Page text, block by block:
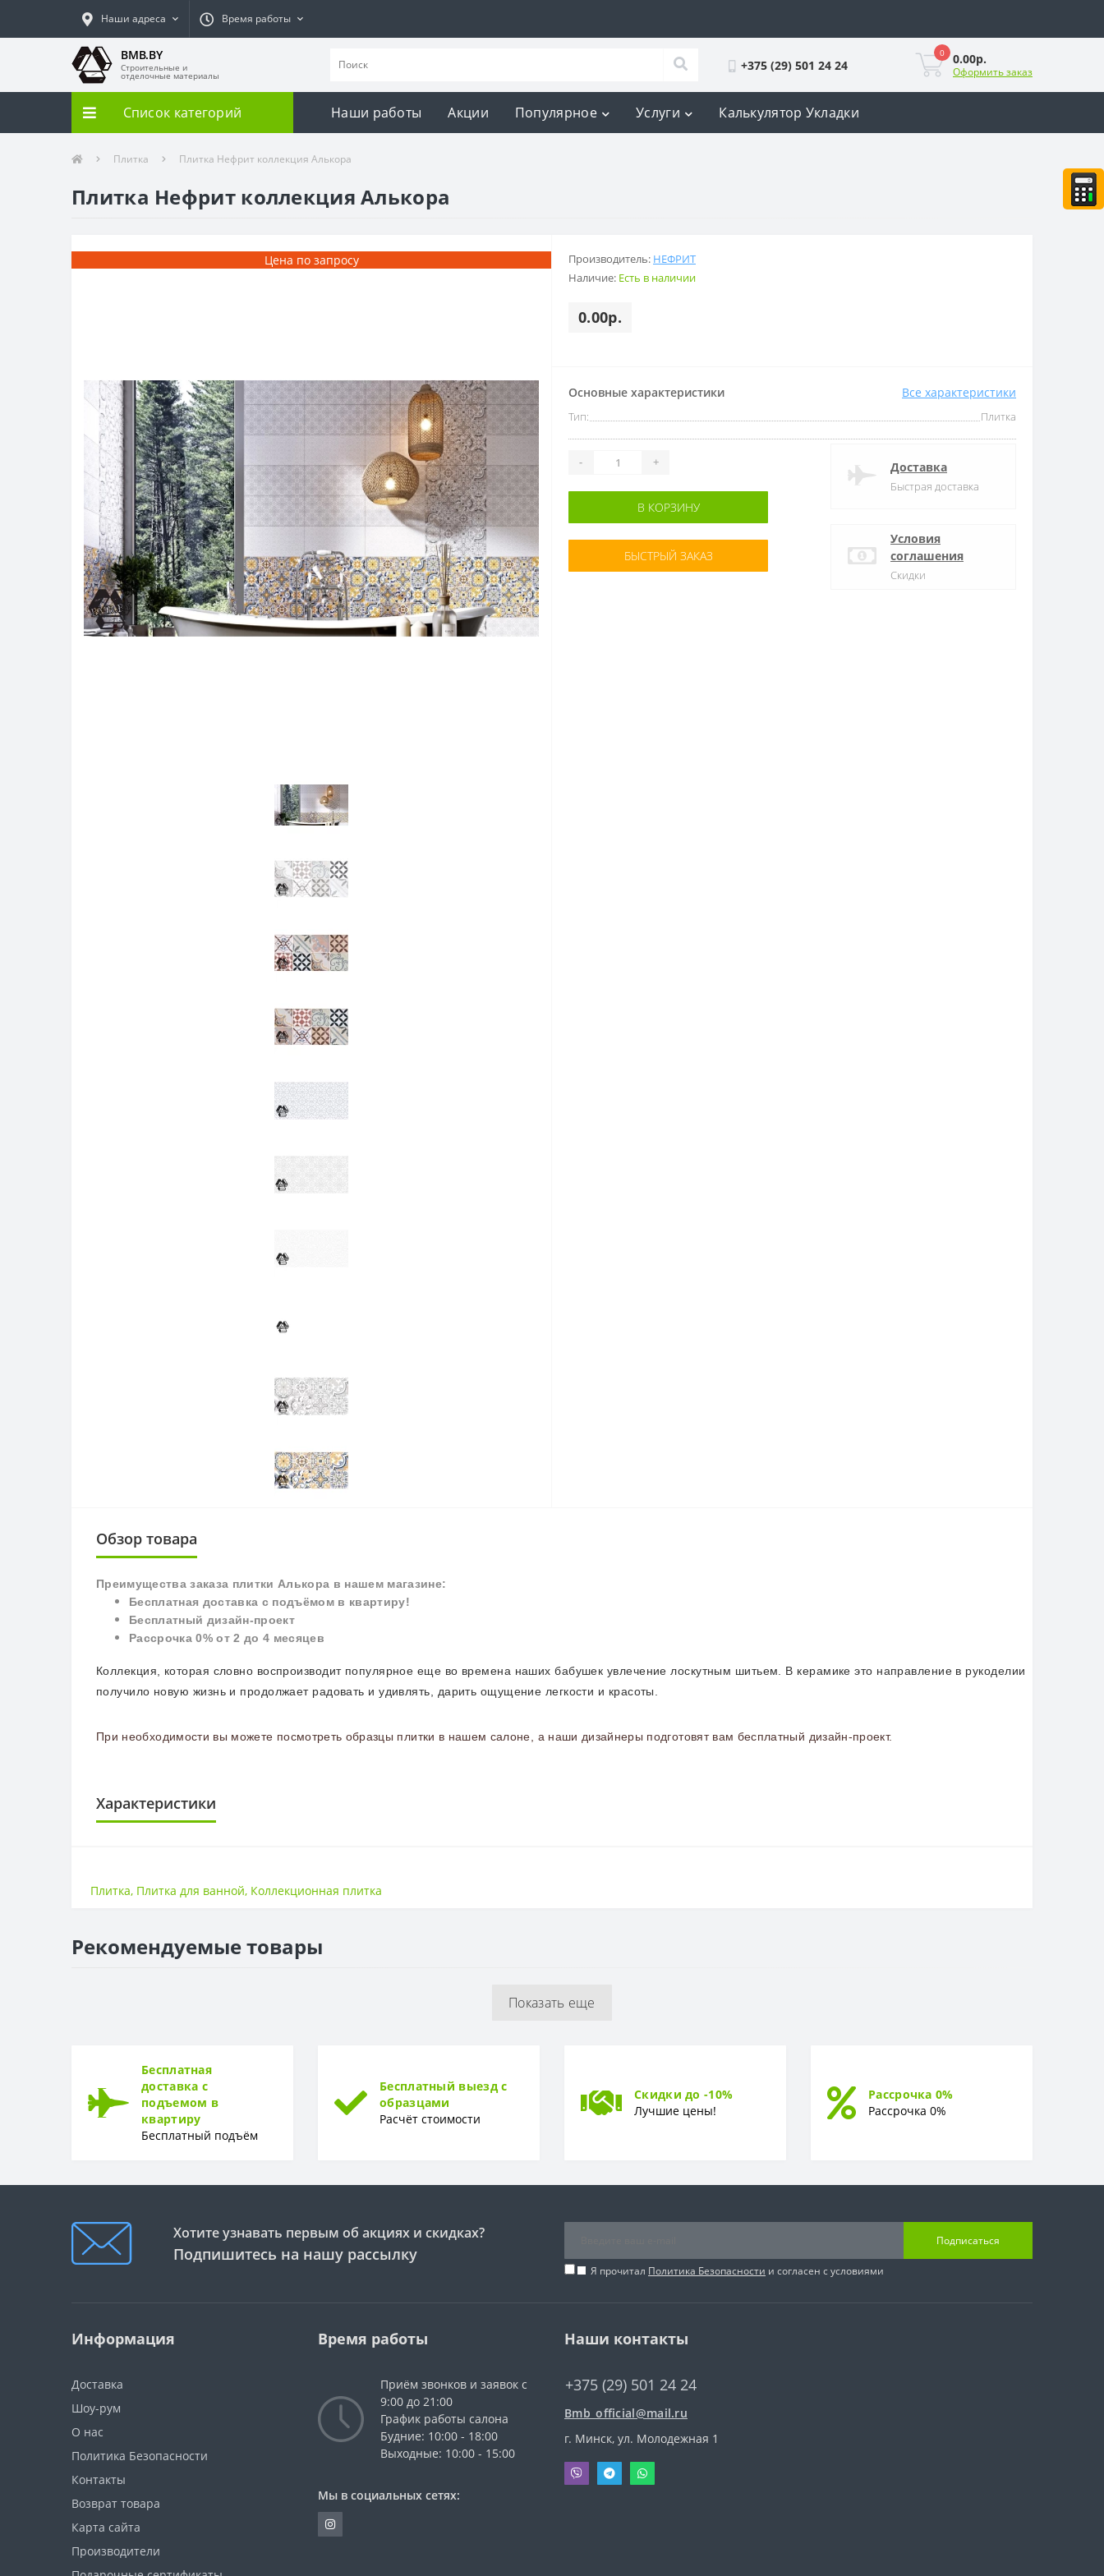
Наши адреса Время работы
BMB.BY
Строительные и
отделочные материалы
+375 (29) 501 24 24
0 0.00р.
Оформить заказ
Список категорий Наши работы Акции Популярное Услуги Калькулятор Укладки
Плитка Плитка Нефрит коллекция Алькора
Плитка Нефрит коллекция Алькора
Цена по запросу Производитель: НЕФРИТ
Наличие: Есть в наличии
0.00р.
Основные характеристики Все характеристики
Тип: Плитка
- +
В КОРЗИНУ
БЫСТРЫЙ ЗАКАЗ
Доставка
Быстрая доставка
Условия
соглашения
Скидки
Обзор товара
Преимущества заказа плитки Алькора в нашем магазине:
Бесплатная доставка с подъёмом в квартиру!
Бесплатный дизайн-проект
Рассрочка 0% от 2 до 4 месяцев
Коллекция, которая словно воспроизводит популярное еще во времена наших бабушек увлечение лоскутным шитьем. В керамике это направление в рукоделии
получило новую жизнь и продолжает радовать и удивлять, дарить ощущение легкости и красоты.
При необходимости вы можете посмотреть образцы плитки в нашем салоне, а наши дизайнеры подготовят вам бесплатный дизайн-проект.
Характеристики
Плитка, Плитка для ванной, Коллекционная плитка
Рекомендуемые товары
Показать еще
Бесплатная
доставка с
подъемом в
квартиру
Бесплатный подъём
Бесплатный выезд с
образцами
Расчёт стоимости
Скидки до -10%
Лучшие цены!
Рассрочка 0%
Рассрочка 0%
Хотите узнавать первым об акциях и скидках?
Подпишитесь на нашу рассылку
Подписаться
Я прочитал Политика Безопасности и согласен с условиями
Информация
Доставка
Шоу-рум
О нас
Политика Безопасности
Контакты
Возврат товара
Карта сайта
Производители
Время работы
Приём звонков и заявок с
9:00 до 21:00
График работы салона
Будние: 10:00 - 18:00
Выходные: 10:00 - 15:00
Мы в социальных сетях:
Наши контакты
+375 (29) 501 24 24
Bmb_official@mail.ru
г. Минск, ул. Молодежная 1